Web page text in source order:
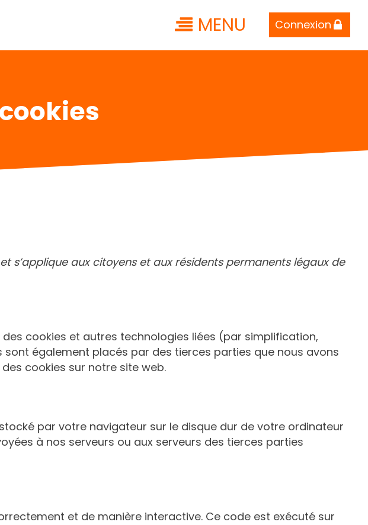
MENU Connexion
s’applique aux citoyens et aux résidents permanents légaux de
cookies et autres technologies liées (par simplification,
également placés par des tierces parties que nous avons
cookies sur notre site web.
par votre navigateur sur le disque dur de votre ordinateur
à nos serveurs ou aux serveurs des tierces parties
et de manière interactive. Ce code est exécuté sur